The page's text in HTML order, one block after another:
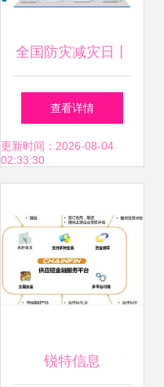
全国防灾减灾日丨
联建光电智慧人防
显示方案 筑牢安全
息系统集成新篇章
查看详情
更新时间：2026-08-04
02:33:30
锐特信息